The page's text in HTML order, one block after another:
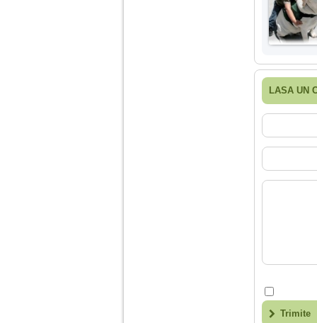
LASA UN
Trimite